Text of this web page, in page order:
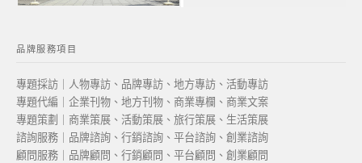
品牌服務項目
專題採訪｜人物專訪、品牌專訪、地方專訪、活動專訪
專題代編｜企業刊物、地方刊物、商業專欄、商業文案
專題策劃｜商業策展、活動策展、旅行策展、生活策展
諮詢服務｜品牌諮詢、行銷諮詢、平台諮詢、創業諮詢
顧問服務｜品牌顧問、行銷顧問、平台顧問、創業顧問